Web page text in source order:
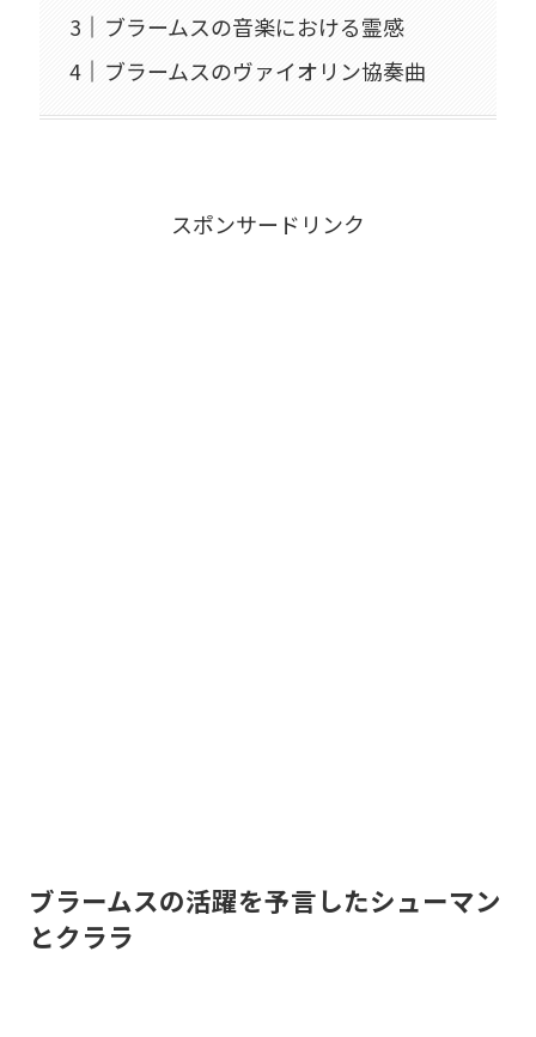
ブラームスの音楽における霊感
ブラームスのヴァイオリン協奏曲
スポンサードリンク
ブラームスの活躍を予言したシューマン
とクララ